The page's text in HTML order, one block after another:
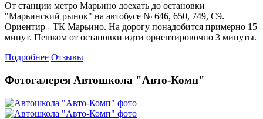
От станции метро Марьино доехать до остановки
"Марьинский рынок" на автобусе № 646, 650, 749, С9.
Ориентир - ТК Марьино. На дорогу понадобится примерно 15
минут. Пешком от остановки идти ориентировочно 3 минуты.
Подробнее Отзывы
Фотогалерея Автошкола "Авто-Комп"